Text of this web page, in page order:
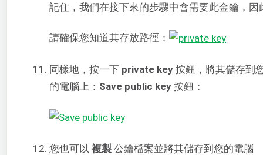
記住，我們在接下來的步驟中會需要此金鑰，因
請確保您知道其存放路徑：
同樣地，按一下 private key 按鈕，將其儲存到
的電腦上： Save public key 按鈕：
您也可以 複製 公鑰檔案並將其儲存到您的電腦